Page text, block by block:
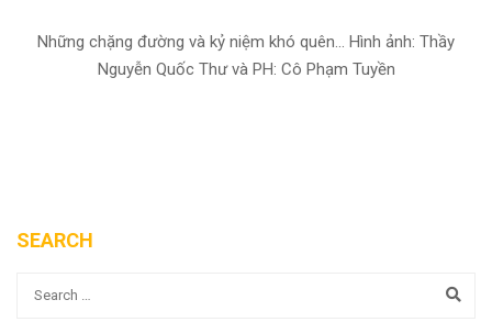
Những chặng đường và kỷ niệm khó quên... Hình ảnh: Thầy
Nguyễn Quốc Thư và PH: Cô Phạm Tuyền
SEARCH